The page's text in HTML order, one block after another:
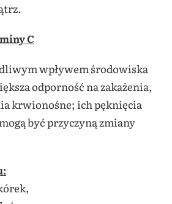
C
wpływem środowiska
odporność na zakażenia,
krwionośne; ich pęknięcia
być przyczyną zmiany